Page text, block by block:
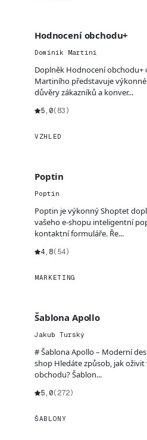
Hodnocení obchodu+
Dominik Martini
Doplněk Hodnocení
Martiního představuje
důvěry zákazníků a konver...
5,0(83)
VZHLED
Poptin
Poptin
Poptin je výkonný Shoptet
vašeho e-shopu inteligentní
kontaktní formuláře. Ře...
4,8(54)
MARKETING
Šablona Apollo
Jakub Turský
# Šablona Apollo – Moderní
shop Hledáte způsob, jak oživit vzhled svého online
obchodu? Šablon...
5,0(272)
ŠABLONY